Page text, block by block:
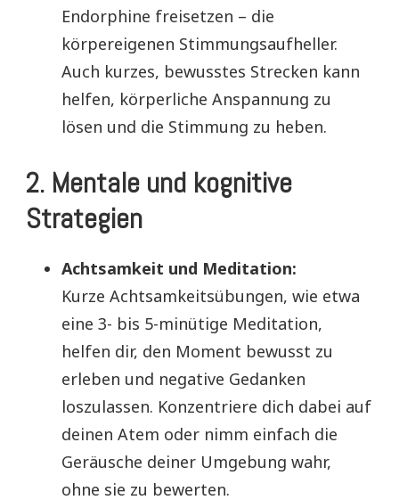
Endorphine freisetzen – die
körpereigenen Stimmungsaufheller.
Auch kurzes, bewusstes Strecken kann
helfen, körperliche Anspannung zu
lösen und die Stimmung zu heben.
2. Mentale und kognitive
Strategien
Achtsamkeit und Meditation:
Kurze Achtsamkeitsübungen, wie etwa
eine 3- bis 5-minütige Meditation,
helfen dir, den Moment bewusst zu
erleben und negative Gedanken
loszulassen. Konzentriere dich dabei auf
deinen Atem oder nimm einfach die
Geräusche deiner Umgebung wahr,
ohne sie zu bewerten.